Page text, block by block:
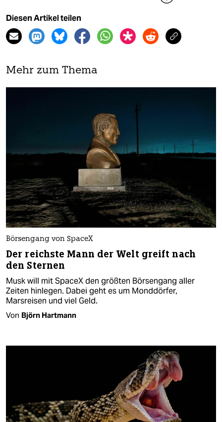
Diesen Artikel teilen
Mehr zum Thema
Börsengang von SpaceX
Der reichste Mann der Welt greift nach
den Sternen
Musk will mit SpaceX den größten Börsengang aller
Zeiten hinlegen. Dabei geht es um Monddörfer,
Marsreisen und viel Geld.
Von Björn Hartmann